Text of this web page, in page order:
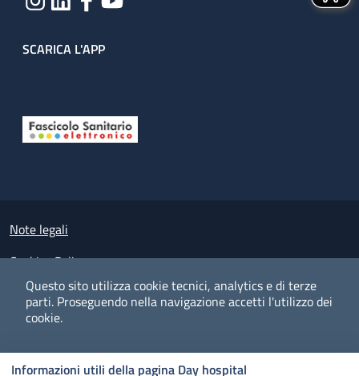
Questo sito utilizza cookie tecnici, analytics e di terze
parti. Proseguendo nella navigazione accetti l'utilizzo dei
cookie.
Informazioni utili della pagina Day hospital
SCARICA L'APP
Small prints
Note legali
Cookies Policy
Policy privacy e protezione del dato personale
Albo pretorio on-line
Dichiarazione di accessibilità